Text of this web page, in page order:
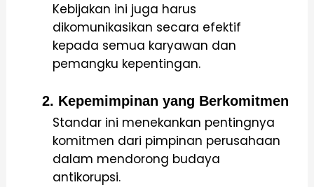
Kebijakan ini juga harus
dikomunikasikan secara efektif
kepada semua karyawan dan
pemangku kepentingan.
2. Kepemimpinan yang Berkomitmen
Standar ini menekankan pentingnya
komitmen dari pimpinan perusahaan
dalam mendorong budaya
antikorupsi.